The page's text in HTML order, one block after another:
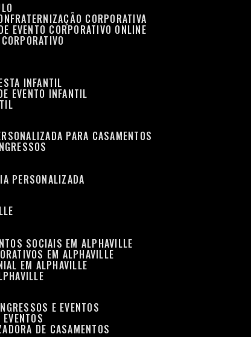
CORPORATIVA
EVENTO CORPORATIVO ONLINE
INFANTIL
EVENTO INFANTIL
PARA CASAMENTOS
PERSONALIZADA
SOCIAIS EM ALPHAVILLE
EM ALPHAVILLE
EM ALPHAVILLE
E EVENTOS
DE CASAMENTOS